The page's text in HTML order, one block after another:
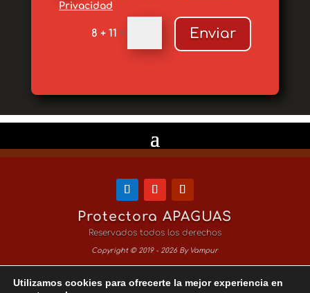
Privacidad
8 + 11 = Enviar
Protectora APAGUAS
Reservados todos los derechos
Copyright © 2019 - 2026 By Vampur
Aviso Legal
Utilizamos cookies para ofrecerte la mejor experiencia en